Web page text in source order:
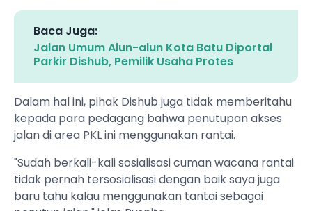
Baca Juga:
Jalan Umum Alun-alun Kota Batu Diportal
Parkir Dishub, Pemilik Usaha Protes
Dalam hal ini, pihak Dishub juga tidak memberitahu
kepada para pedagang bahwa penutupan akses
jalan di area PKL ini menggunakan rantai.
"Sudah berkali-kali sosialisasi cuman wacana rantai
tidak pernah tersosialisasi dengan baik saya juga
baru tahu kalau menggunakan tantai sebagai